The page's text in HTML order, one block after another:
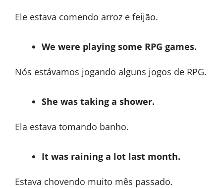
Ele estava comendo arroz e feijão.
We were playing some RPG games.
Nós estávamos jogando alguns jogos de RPG.
She was taking a shower.
Ela estava tomando banho.
It was raining a lot last month.
Estava chovendo muito mês passado.